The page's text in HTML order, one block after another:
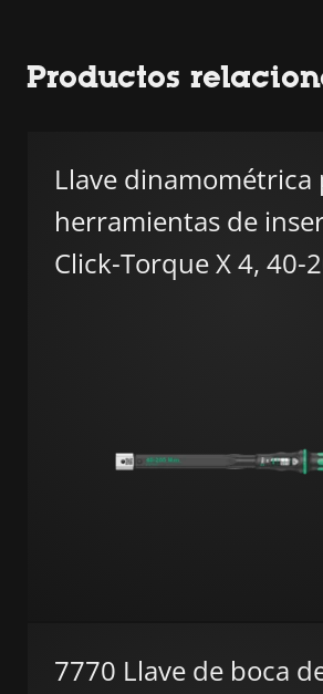
Productos
Llave dinamométrica
herramientas de
Click-Torque X 4, 40-
7770 Llave de boca